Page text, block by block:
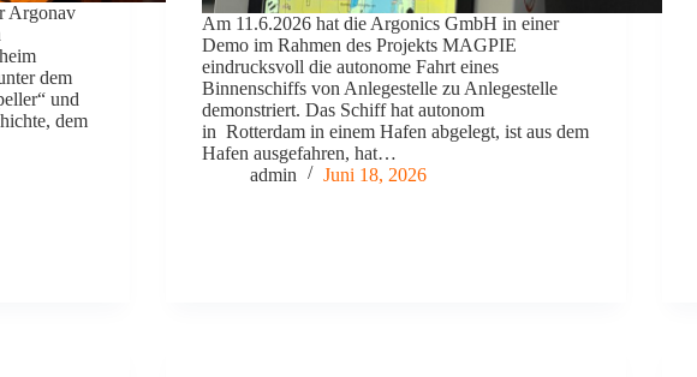
Argonav
dem
und
dem
Am 11.6.2026 hat die Argonics GmbH in einer
Demo im Rahmen des Projekts MAGPIE
eindrucksvoll die autonome Fahrt eines
Binnenschiffs von Anlegestelle zu Anlegestelle
demonstriert. Das Schiff hat autonom
in Rotterdam in einem Hafen abgelegt, ist aus dem
Hafen ausgefahren, hat…
admin
Juni 18, 2026